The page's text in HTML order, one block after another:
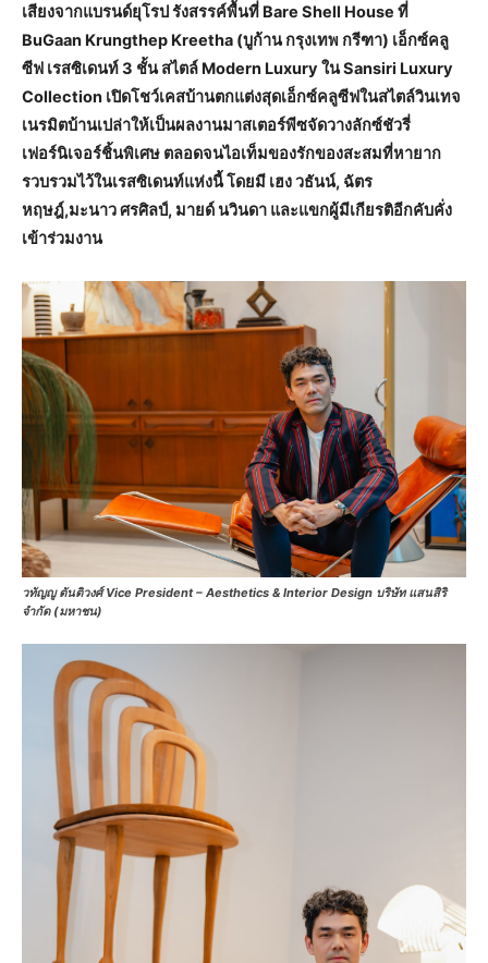
เสียงจากแบรนด์ยุโรป รังสรรค์พื้นที่ Bare Shell House ที่
BuGaan Krungthep Kreetha (บูก้าน กรุงเทพ กรีฑา) เอ็กซ์คลู
ซีฟ เรสซิเดนท์ 3 ชั้น สไตล์ Modern Luxury ใน Sansiri Luxury
Collection เปิดโชว์เคสบ้านตกแต่งสุดเอ็กซ์คลูซีฟในสไตล์วินเทจ
เนรมิตบ้านเปล่าให้เป็นผลงานมาสเตอร์พีซจัดวางลักซ์ชัวรี่
เฟอร์นิเจอร์ชิ้นพิเศษ ตลอดจนไอเท็มของรักของสะสมที่หายาก
รวบรวมไว้ในเรสซิเดนท์แห่งนี้ โดยมี เฮง วธันน์, ฉัตร
หฤษฎ์,มะนาว ศรศิลป์, มายด์ นวินดา และแขกผู้มีเกียรติอีกคับคั่ง
เข้าร่วมงาน
วทัญญู ตันติวงศ์ Vice President – Aesthetics & Interior Design บริษัท แสนสิริ
จำกัด (มหาชน)